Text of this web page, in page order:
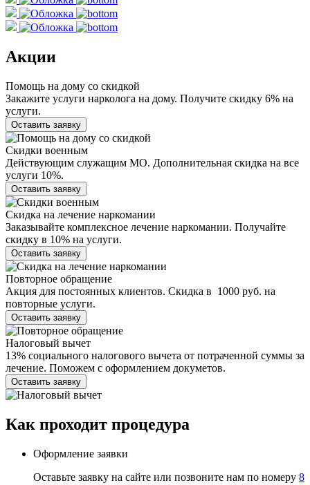
Акции
Помощь на дому со скидкой
Закажите услуги нарколога на дому. Получите скидку 6% на
услуги.
Оставить заявку
Скидки военным
Действующим служащим МО. Дополнительная скидка на все
услуги 10%.
Оставить заявку
Скидка на лечение наркомании
Заказывайте комплексное лечение наркомании. Получайте
скидку в 10% на услуги.
Оставить заявку
Повторное обращение
Акция для постоянных клиентов. Скидка в 1000 руб. на
повторные услуги.
Оставить заявку
Налоговый вычет
13% социального налогового вычета от потраченной суммы за
лечение. Поможем с оформлением докуметов.
Оставить заявку
Как проходит процедура
Оформление заявки
Оставьте заявку на сайте или позвоните нам по номеру 8